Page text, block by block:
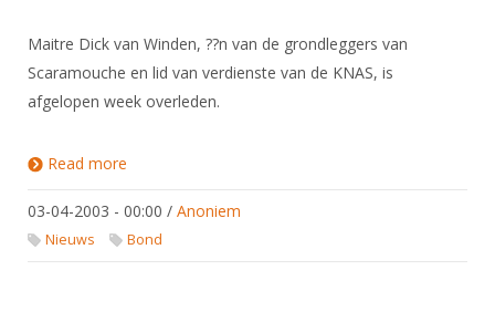
Maitre Dick van Winden, ??n van de grondleggers van
Scaramouche en lid van verdienste van de KNAS, is
afgelopen week overleden.
Read more
03-04-2003 - 00:00 / Anoniem
Nieuws Bond